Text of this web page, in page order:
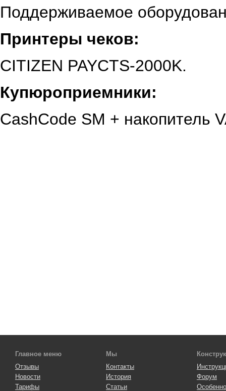
Поддерживаемое
Принтеры чеков:
CITIZEN PAYCTS-2000K.
Купюроприемники:
CashСode SM + накопитель
Главное меню
Отзывы
Новости
Тарифы
Мы
Контакты
История
Статьи
Форум